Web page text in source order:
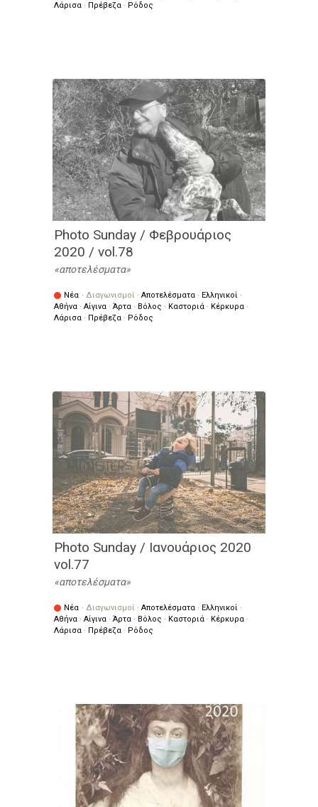
Λάρισα · Πρέβεζα · Ρόδος
Photo Sunday / Φεβρουάριος
2020 / vol.78
αποτελέσματα
Νέα · Διαγωνισμοί · Αποτελέσματα · Ελληνικοί ·
Αθήνα · Αίγινα · Άρτα · Βόλος · Καστοριά · Κέρκυρα ·
Λάρισα · Πρέβεζα · Ρόδος
Photo Sunday / Ιανουάριος 2020
vol.77
αποτελέσματα
Νέα · Διαγωνισμοί · Αποτελέσματα · Ελληνικοί ·
Αθήνα · Αίγινα · Άρτα · Βόλος · Καστοριά · Κέρκυρα ·
Λάρισα · Πρέβεζα · Ρόδος